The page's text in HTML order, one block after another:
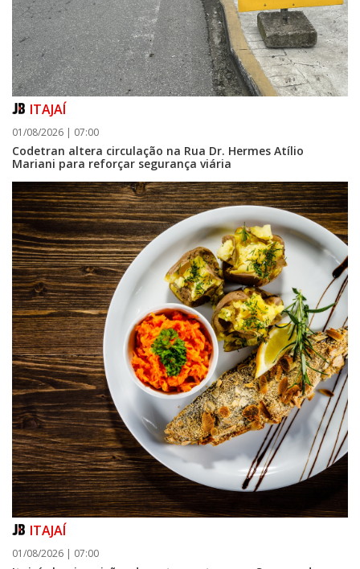
ITAJAÍ
01/08/2026 | 07:00
Codetran altera circulação na Rua Dr. Hermes Atílio
Mariani para reforçar segurança viária
ITAJAÍ
01/08/2026 | 07:00